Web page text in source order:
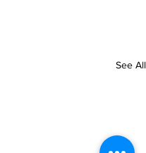
See All